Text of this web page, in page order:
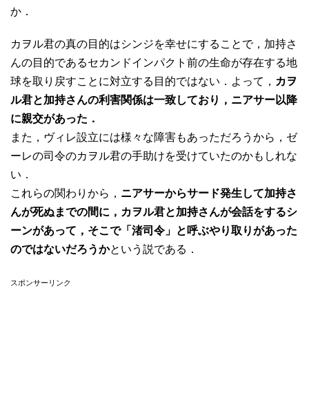
か．
カヲル君の真の目的はシンジを幸せにすることで，加持さ
んの目的であるセカンドインパクト前の生命が存在する地
球を取り戻すことに対立する目的ではない．よって， カヲ
ル君と加持さんの利害関係は一致しており，ニアサー以降
に親交があった．
また，ヴィレ設立には様々な障害もあっただろうから，ゼ
ーレの司令のカヲル君の手助けを受けていたのかもしれな
い．
これらの関わりから， ニアサーからサード発生して加持さ
んが死ぬまでの間に，カヲル君と加持さんが会話をするシ
ーンがあって，そこで「渚司令」と呼ぶやり取りがあった
のではないだろうかという説である．
スポンサーリンク